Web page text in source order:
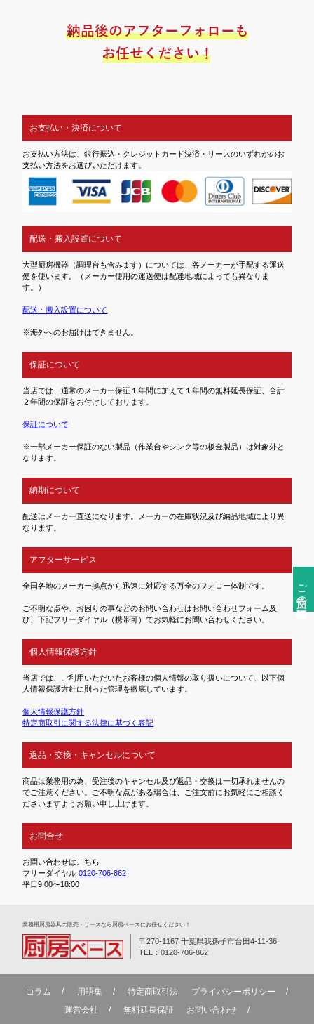
ご注文前の確認事項
お支払い・決済について
お支払い方法は、銀行振込・クレジットカード決済・リースのいずれかのお
支払い方法をお選びいただけます。
配送・搬入設置について
大型厨房機器（調理台も含みます）については、各メーカーが手配する運送
便を使います。（メーカー使用の運送便は配達地域によっても異なりま
す。）
配送・搬入設置について
※海外へのお届けはできません。
保証について
当店では、通常のメーカー保証１年間に加えて１年間の無料延長保証、合計
２年間の保証をお付けしております。
保証について
※一部メーカー保証のない製品（作業台やシンク等の板金製品）は対象外と
なります。
納期について
配送はメーカー直送になります。メーカーの在庫状況及び納品地域により異
なります。
アフターサービス
全国各地のメーカー拠点から迅速に対応する万全のフォロー体制です。
ご不明な点や、お困りの事などのお問い合わせはお問い合わせフォーム及
び、下記フリーダイヤル（携帯可）でお気軽にお問い合わせください。
個人情報保護方針
当店では、ご利用いただいたお客様の個人情報の取り扱いについて、以下個
人情報保護方針に則った管理を徹底しています。
個人情報保護方針
特定商取引に関する法律に基づく表記
返品・交換・キャンセルについて
商品は業務用の為、受注後のキャンセル及び返品・交換は一切承れませんの
でご注意ください。ご不明な点がある場合は、ご注文前にお気軽にご相談く
ださいますようお願い申し上げます。
お問合せ
お問い合わせはこちら
フリーダイヤル0120-706-862
平日9:00〜18:00
業務⽤厨房器具の販売・リースなら厨房ベースにお任せください！
〒270-1167 千葉県我孫子市台田4-11-36
TEL：0120-706-862
コラム 用語集 特定商取引法
プライバシーポリシー
運営会社
無料延⻑保証 お問い合わせ